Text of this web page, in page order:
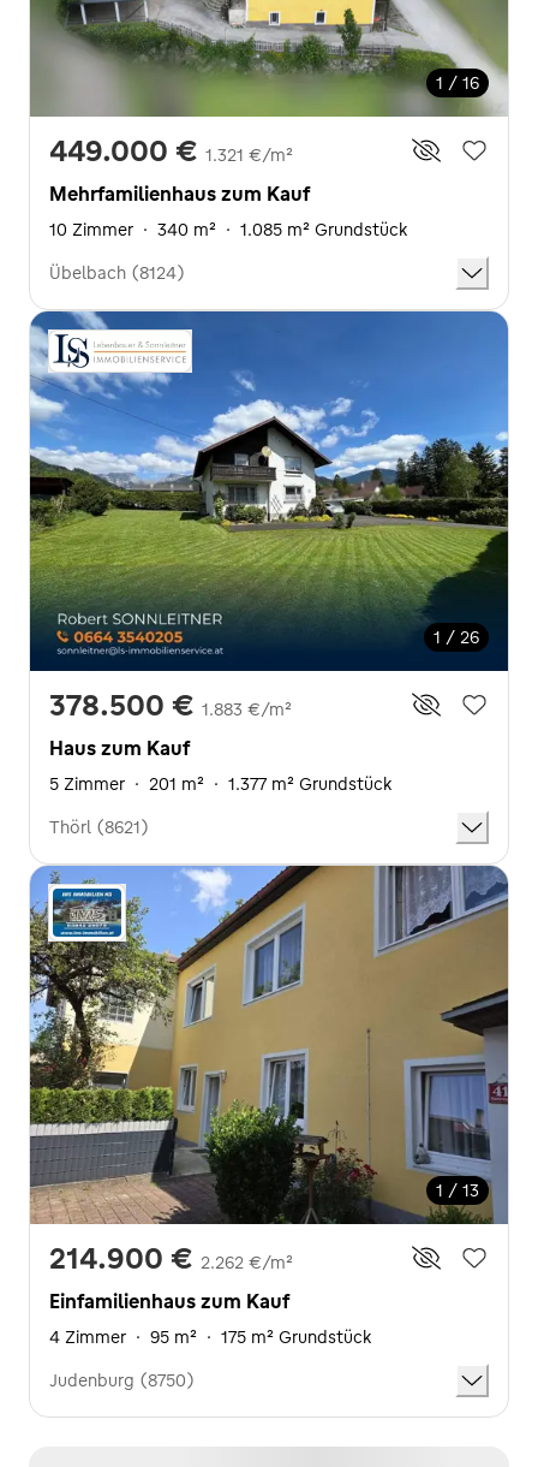
1 / 16
449.000 € 1.321 €/m²
Mehrfamilienhaus zum Kauf
10 Zimmer · 340 m² · 1.085 m² Grundstück
Übelbach (8124)
1 / 26
378.500 € 1.883 €/m²
Haus zum Kauf
5 Zimmer · 201 m² · 1.377 m² Grundstück
Thörl (8621)
1 / 13
214.900 € 2.262 €/m²
Einfamilienhaus zum Kauf
4 Zimmer · 95 m² · 175 m² Grundstück
Judenburg (8750)